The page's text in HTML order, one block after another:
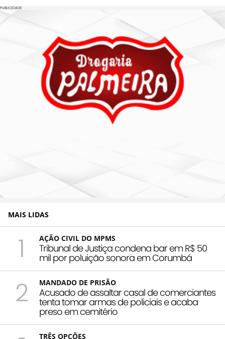
PUBLICIDADE
MAIS LIDAS
1 AÇÃO CIVIL DO MPMS
Tribunal de Justiça condena bar em R$ 50
mil por poluição sonora em Corumbá
2 MANDADO DE PRISÃO
Acusado de assaltar casal de comerciantes
tenta tomar armas de policiais e acaba
preso em cemitério
TRÊS OPÇÕES